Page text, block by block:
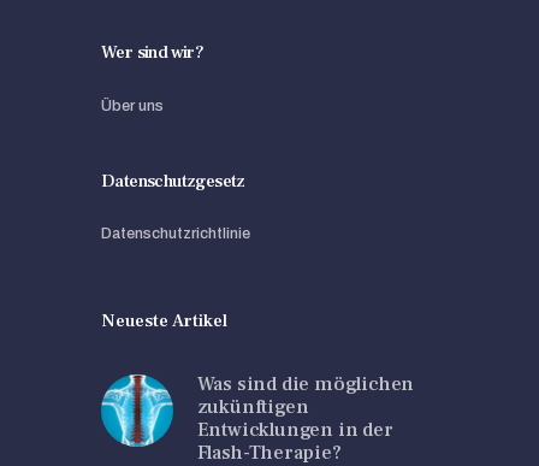
Wer sind wir?
Über uns
Datenschutzgesetz
Datenschutzrichtlinie
Neueste Artikel
Was sind die möglichen
zukünftigen
Entwicklungen in der
Flash-Therapie?